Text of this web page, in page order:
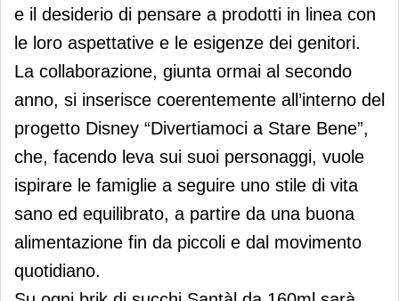
e il desiderio di pensare a prodotti in linea con
le loro aspettative e le esigenze dei genitori.
La collaborazione, giunta ormai al secondo
anno, si inserisce coerentemente all’interno del
progetto Disney “Divertiamoci a Stare Bene”,
che, facendo leva sui suoi personaggi, vuole
ispirare le famiglie a seguire uno stile di vita
sano ed equilibrato, a partire da una buona
alimentazione fin da piccoli e dal movimento
quotidiano.